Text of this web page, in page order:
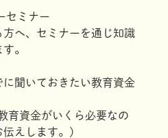
セミナー
方へ、セミナーを通じ知識
。
に聞いておきたい教育資金
育資金がいくら必要なの
伝えします。)